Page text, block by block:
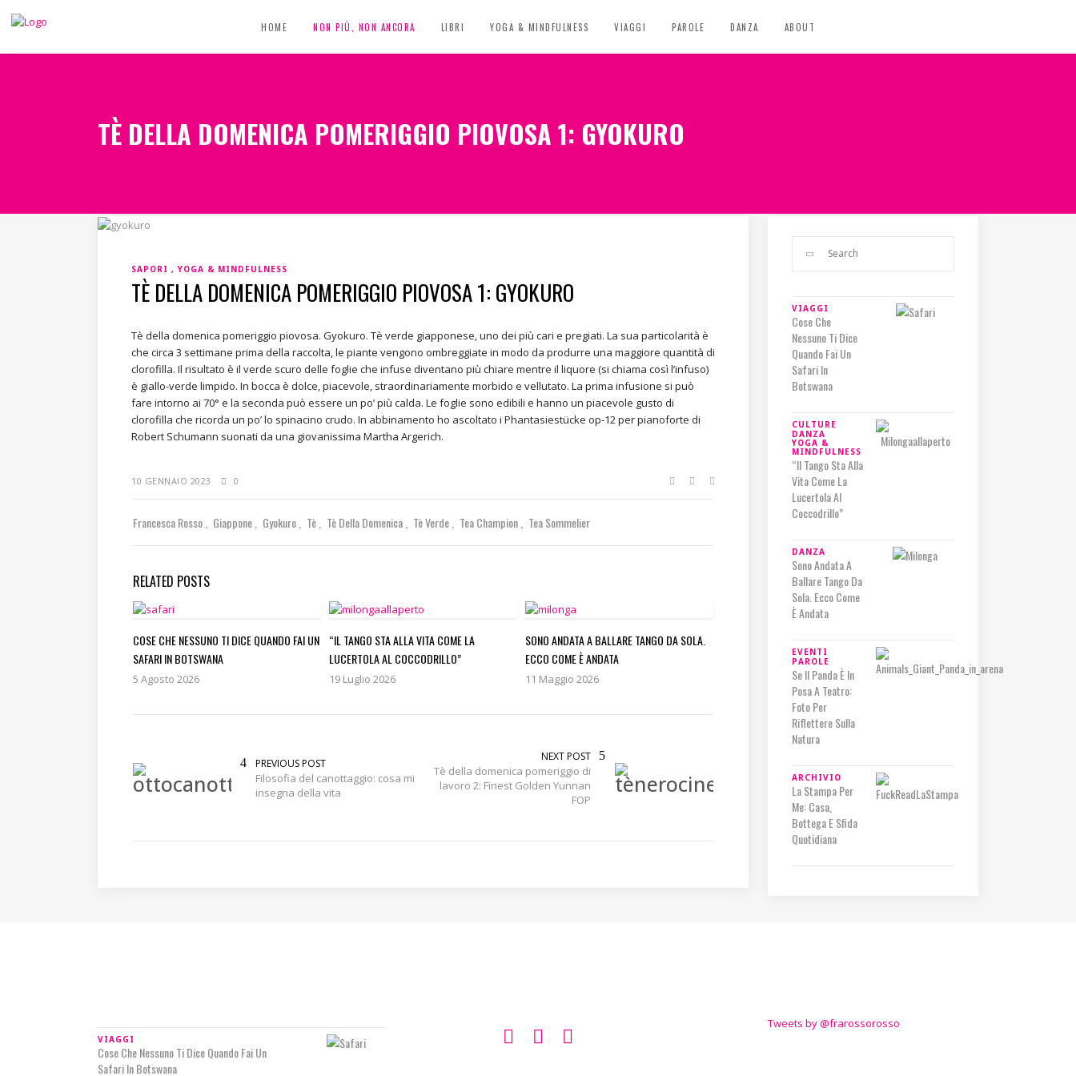
HOME NON PIÙ, NON ANCORA LIBRI YOGA & MINDFULNESS VIAGGI PAROLE DANZA ABOUT
TÈ DELLA DOMENICA POMERIGGIO PIOVOSA 1: GYOKURO
SAPORI YOGA & MINDFULNESS
TÈ DELLA DOMENICA POMERIGGIO PIOVOSA 1: GYOKURO
Tè della domenica pomeriggio piovosa. Gyokuro. Tè verde giapponese, uno dei più cari e pregiati. La sua particolarità è
che circa 3 settimane prima della raccolta, le piante vengono ombreggiate in modo da produrre una maggiore quantità di
clorofilla. Il risultato è il verde scuro delle foglie che infuse diventano più chiare mentre il liquore (si chiama così l’infuso)
è giallo-verde limpido. In bocca è dolce, piacevole, straordinariamente morbido e vellutato. La prima infusione si può
fare intorno ai 70° e la seconda può essere un po’ più calda. Le foglie sono edibili e hanno un piacevole gusto di
clorofilla che ricorda un po’ lo spinacino crudo. In abbinamento ho ascoltato i Phantasiestücke op-12 per pianoforte di
Robert Schumann suonati da una giovanissima Martha Argerich.
10 GENNAIO 2023 0
Francesca Rosso Giappone Gyokuro Tè Tè Della Domenica Tè Verde Tea Champion Tea Sommelier
RELATED POSTS
COSE CHE NESSUNO TI DICE QUANDO FAI UN
SAFARI IN BOTSWANA
5 Agosto 2026
“IL TANGO STA ALLA VITA COME LA
LUCERTOLA AL COCCODRILLO”
19 Luglio 2026
SONO ANDATA A BALLARE TANGO DA SOLA.
ECCO COME È ANDATA
11 Maggio 2026
PREVIOUS POST
Filosofia del canottaggio: cosa mi
insegna della vita
NEXT POST
Tè della domenica pomeriggio di
lavoro 2: Finest Golden Yunnan
FOP
VIAGGI
Cose Che
Nessuno Ti Dice
Quando Fai Un
Safari In
Botswana
CULTURE
DANZA
YOGA &
MINDFULNESS
“Il Tango Sta Alla
Vita Come La
Lucertola Al
Coccodrillo”
DANZA
Sono Andata A
Ballare Tango Da
Sola. Ecco Come
È Andata
EVENTI
PAROLE
Se Il Panda È In
Posa A Teatro:
Foto Per
Riflettere Sulla
Natura
ARCHIVIO
La Stampa Per
Me: Casa,
Bottega E Sfida
Quotidiana
VIAGGI
Cose Che Nessuno Ti Dice Quando Fai Un
Safari In Botswana
Tweets by @frarossorosso